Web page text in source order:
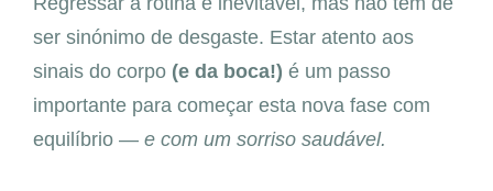
ser sinónimo de desgaste. Estar atento aos
sinais do corpo (e da boca!) é um passo
importante para começar esta nova fase com
equilíbrio — e com um sorriso saudável.